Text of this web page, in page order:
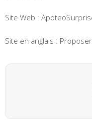
Site Web :
Site en anglais :